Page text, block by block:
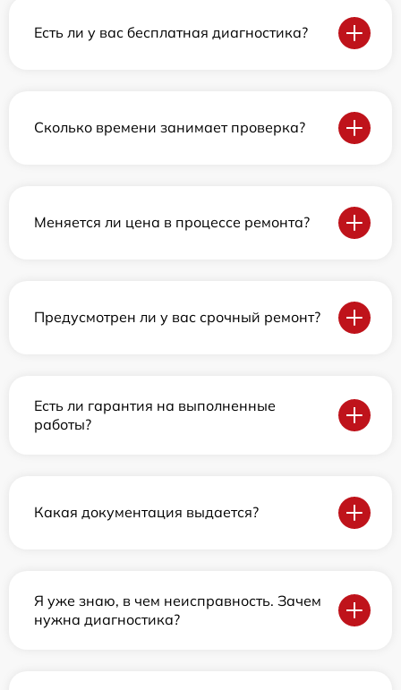
Есть ли у вас бесплатная диагностика?
Сколько времени занимает проверка?
Меняется ли цена в процессе ремонта?
Предусмотрен ли у вас срочный ремонт?
Есть ли гарантия на выполненные
работы?
Какая документация выдается?
Я уже знаю, в чем неисправность. Зачем
нужна диагностика?